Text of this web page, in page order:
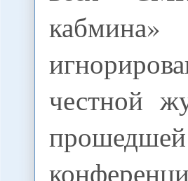
честной